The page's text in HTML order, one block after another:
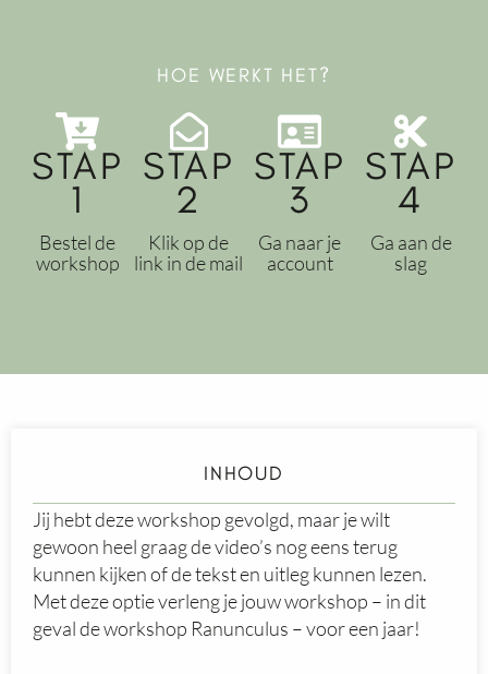
HOE WERKT HET?
STAP
1
Bestel de
workshop
STAP
2
Klik op de
link in de mail
STAP
3
Ga naar je
account
STAP
4
Ga aan de
slag
INHOUD
Jij hebt deze workshop gevolgd, maar je wilt
gewoon heel graag de video’s nog eens terug
kunnen kijken of de tekst en uitleg kunnen lezen.
Met deze optie verleng je jouw workshop – in dit
geval de workshop Ranunculus – voor een jaar!